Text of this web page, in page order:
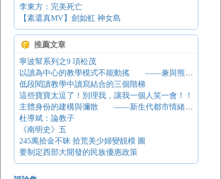
李東方：完美死亡
【素還真MV】劍如虹 神女島
推薦文章
寧波幫系列之9 項松茂
以讀為中心的教學模式不能動搖 ——兼與熊開明老師商榷
低段閱讀教學中讀寫結合的三個階梯
這些寶寶太逗了！別理我，讓我一個人笑一會！！
主體身份的建構與彌散 ——新生代都市情緒電影的現代反思立場及后現代文化悖論
杜導斌：論教子
《南明史》五
245萬拾金不昧 拾荒美少婦變靚模 圖
要制定西部大開發的民族優惠政策